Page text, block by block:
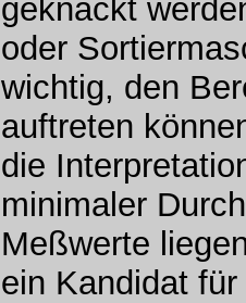
geknackt
oder
wichtig, den
auftreten
die
minimaler
Meßwerte
ein Kandidat